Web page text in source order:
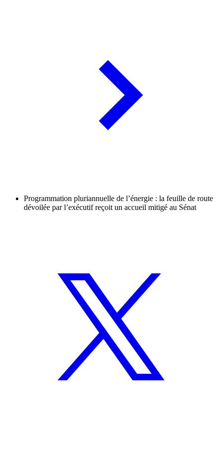
Programmation pluriannuelle de l’énergie : la feuille de route
dévoilée par l’exécutif reçoit un accueil mitigé au Sénat